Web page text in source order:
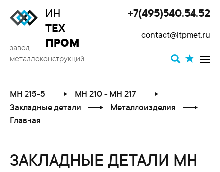
ИН
ТЕХ
ПРОМ
завод
металлоконструкций
+7(495)540.54.52
contact@itpmet.ru
МН 215-5
МН 210 - МН 217
Закладные детали
Металлоизделия
Главная
ЗАКЛАДНЫЕ ДЕТАЛИ МН